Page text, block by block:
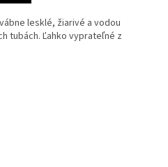
lesklé, žiarivé a vodou
tubách. Ľahko vyprateľné z